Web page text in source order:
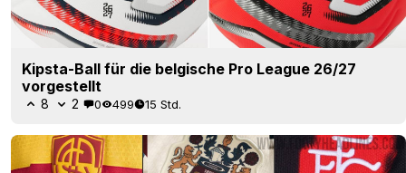
Kipsta-Ball für die belgische Pro League 26/27
vorgestellt
8 2 0 499 15 Std.